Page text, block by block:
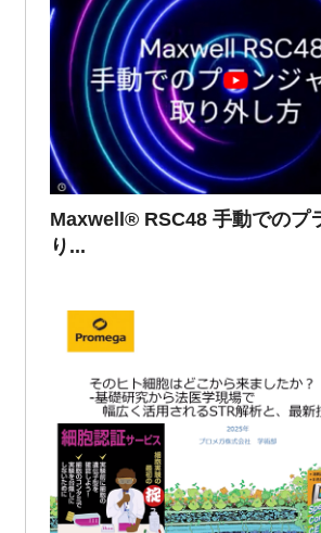
Maxwell® RSC48 手動でのプ
り...